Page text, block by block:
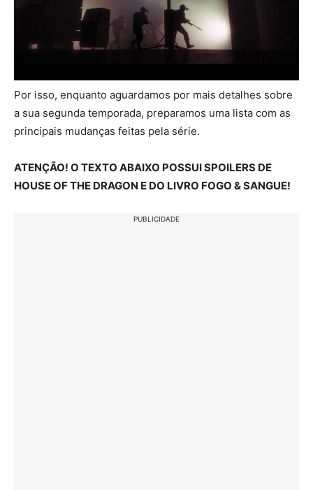
Por isso, enquanto aguardamos por mais detalhes sobre
a sua segunda temporada, preparamos uma lista com as
principais mudanças feitas pela série.
ATENÇÃO! O TEXTO ABAIXO POSSUI SPOILERS DE
HOUSE OF THE DRAGON E DO LIVRO FOGO & SANGUE!
PUBLICIDADE